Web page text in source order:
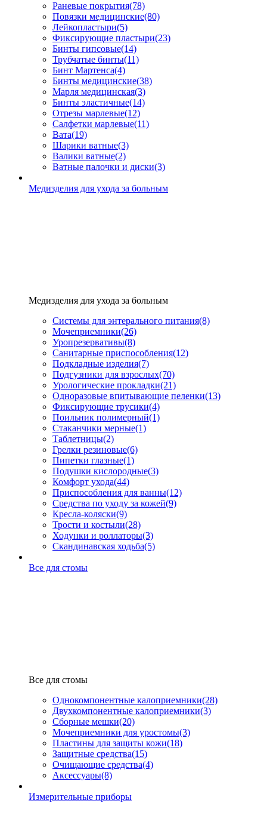
Раневые покрытия(78)
Повязки медицинские(80)
Лейкопластыри(5)
Фиксирующие пластыри(23)
Бинты гипсовые(14)
Трубчатые бинты(11)
Бинт Мартенса(4)
Бинты медицинские(38)
Марля медицинская(3)
Бинты эластичные(14)
Отрезы марлевые(12)
Салфетки марлевые(11)
Вата(19)
Шарики ватные(3)
Валики ватные(2)
Ватные палочки и диски(3)
Медизделия для ухода за больным
Медизделия для ухода за больным
Системы для энтерального питания(8)
Мочеприемники(26)
Уропрезервативы(8)
Санитарные приспособления(12)
Подкладные изделия(7)
Подгузники для взрослых(70)
Урологические прокладки(21)
Одноразовые впитывающие пеленки(13)
Фиксирующие трусики(4)
Поильник полимерный(1)
Стаканчики мерные(1)
Таблетницы(2)
Грелки резиновые(6)
Пипетки глазные(1)
Подушки кислородные(3)
Комфорт ухода(44)
Приспособления для ванны(12)
Средства по уходу за кожей(9)
Кресла-коляски(9)
Трости и костыли(28)
Ходунки и роллаторы(3)
Скандинавская ходьба(5)
Все для стомы
Все для стомы
Однокомпонентные калоприемники(28)
Двухкомпонентные калоприемники(3)
Сборные мешки(20)
Мочеприемники для уростомы(3)
Пластины для защиты кожи(18)
Защитные средства(15)
Очищающие средства(4)
Аксессуары(8)
Измерительные приборы